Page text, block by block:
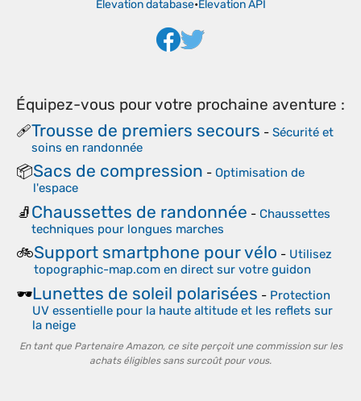
Elevation database•Elevation API
Équipez-vous pour votre prochaine aventure :
🩹Trousse de premiers secours - Sécurité et
soins en randonnée
📦Sacs de compression - Optimisation de
l'espace
🧦Chaussettes de randonnée - Chaussettes
techniques pour longues marches
🚲Support smartphone pour vélo - Utilisez
topographic-map.com en direct sur votre guidon
🕶️Lunettes de soleil polarisées - Protection
UV essentielle pour la haute altitude et les reflets sur
la neige
En tant que Partenaire Amazon, ce site perçoit une commission sur les
achats éligibles sans surcoût pour vous.